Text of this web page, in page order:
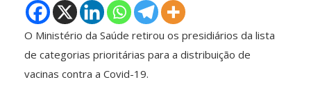
O Ministério da Saúde retirou os presidiários da lista
de categorias prioritárias para a distribuição de
vacinas contra a Covid-19.